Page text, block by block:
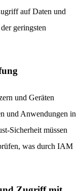
auf Daten und
geringsten
und Geräten
und Anwendungen in
Sicherheit müssen
was durch IAM